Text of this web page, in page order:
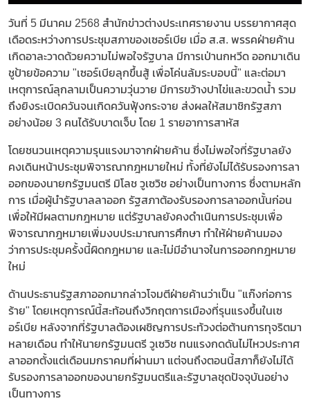
วันที่ 5 มีนาคม 2568 สำนักข่าวต่างประเทศรายงาน บรรยากาศสุด
เดือดระหว่างการประชุมสภาของเซอร์เบีย เมื่อ ส.ส. พรรคฝ่ายค้าน
เกิดอาละวาดด้วยความไม่พอใจรัฐบาล มีการเป่านกหวีด ออกมาเดิน
ชูป้ายข้อความ "เซอร์เบียลุกขึ้นสู้ เพื่อโค่นล้มระบอบนี้" และต่อมา
เหตุการณ์ลุกลามเป็นความวุ่นวาย มีการขว้างปาไข่และขวดน้ำ รวม
ถึงยิงระเบิดควันจนเกิดควันฟุ้งกระจาย ส่งผลให้สมาชิกรัฐสภา
อย่างน้อย 3 คนได้รับบาดเจ็บ โดย 1 รายอาการสาหัส
โดยชนวนเหตุความรุนแรงมาจากฝ่ายค้าน ซึ่งไม่พอใจที่รัฐบาลยัง
คงเดินหน้าประชุมพิจารณากฎหมายใหม่ ทั้งที่ยังไม่ได้รับรองการลา
ออกของนายกรัฐมนตรี มิโลช วูเซวิช อย่างเป็นทางการ ซึ่งตามหลัก
การ เมื่อผู้นำรัฐบาลลาออก รัฐสภาต้องรับรองการลาออกนั้นก่อน
เพื่อให้มีผลตามกฎหมาย แต่รัฐบาลยังคงดำเนินการประชุมเพื่อ
พิจารณากฎหมายเพิ่มงบประมาณการศึกษา ทำให้ฝ่ายค้านมอง
ว่าการประชุมครั้งนี้ผิดกฎหมาย และไม่มีอำนาจในการออกกฎหมาย
ใหม่
ด้านประธานรัฐสภาออกมากล่าวโจมตีฝ่ายค้านว่าเป็น "แก๊งก่อการ
ร้าย" โดยเหตุการณ์นี้สะท้อนถึงวิกฤตการเมืองที่รุนแรงขึ้นในเซ
อร์เบีย หลังจากที่รัฐบาลต้องเผชิญการประท้วงต่อต้านการทุจริตมา
หลายเดือน ทำให้นายกรัฐมนตรี วูเซวิช ทนแรงกดดันไม่ไหวประกาศ
ลาออกตั้งแต่เดือนมกราคมที่ผ่านมา แต่จนถึงตอนนี้สภาก็ยังไม่ได้
รับรองการลาออกของนายกรัฐมนตรีและรัฐบาลชุดปัจจุบันอย่าง
เป็นทางการ